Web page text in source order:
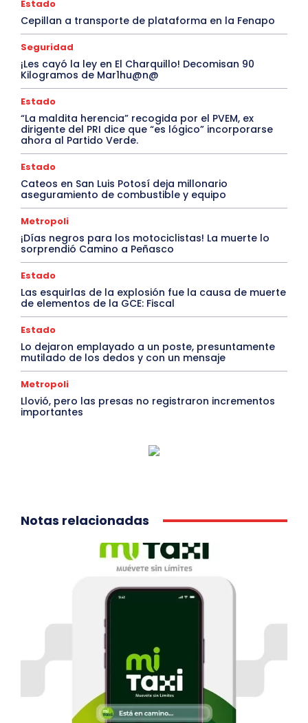
Estado
Cepillan a transporte de plataforma en la Fenapo
Seguridad
¡Les cayó la ley en El Charquillo! Decomisan 90
Kilogramos de Mar1hu@n@
Estado
“La maldita herencia” recogida por el PVEM, ex
dirigente del PRI dice que “es lógico” incorporarse
ahora al Partido Verde.
Estado
Cateos en San Luis Potosí deja millonario
aseguramiento de combustible y equipo
Metropoli
¡Días negros para los motociclistas! La muerte lo
sorprendió Camino a Peñasco
Estado
Las esquirlas de la explosión fue la causa de muerte
de elementos de la GCE: Fiscal
Estado
Lo dejaron emplayado a un poste, presuntamente
mutilado de los dedos y con un mensaje
Metropoli
Llovió, pero las presas no registraron incrementos
importantes
Notas relacionadas